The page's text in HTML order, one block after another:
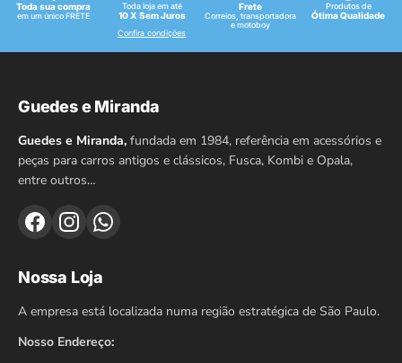
Toda sua compra
em um único FRETE
Toda loja em até
10 X Sem Juros
Confira condições
Frete
Correios, transportadora
e motoboy
Produtos de
Ótima Qualidade
Guedes e Miranda
Guedes e Miranda, fundada em 1984, referência em acessórios e
peças para carros antigos e clássicos, Fusca, Kombi e Opala,
entre outros…
Nossa Loja
A empresa está localizada numa região estratégica de São Paulo.
Nosso Endereço: